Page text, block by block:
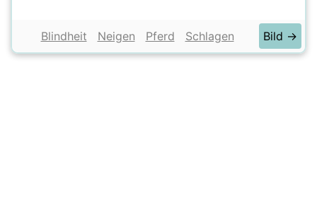
Blindheit Neigen Pferd Schlagen Bild →